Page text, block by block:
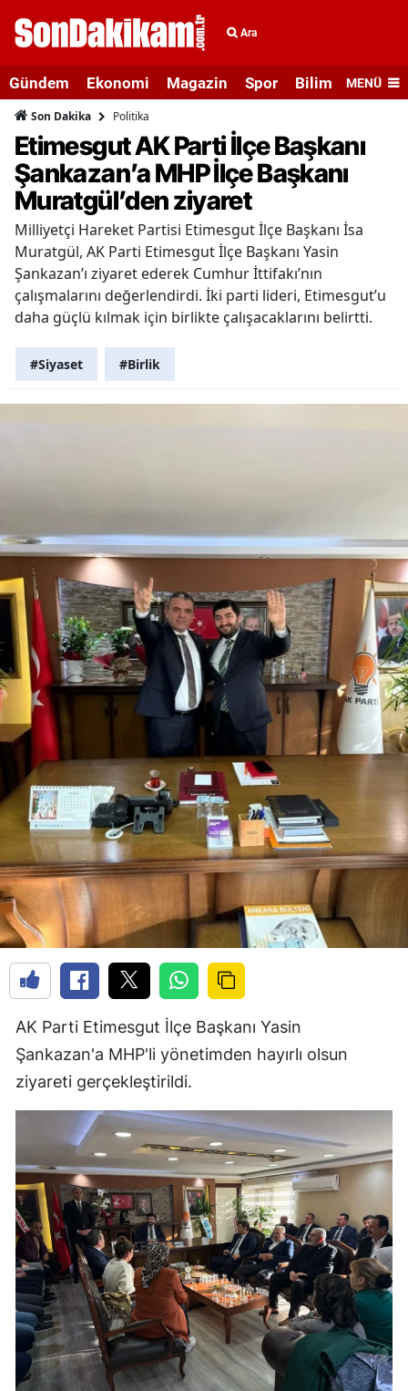
Ara
Gündem Ekonomi Magazin Spor Bilim veMENÜ
Son Dakika Politika
Etimesgut AK Parti İlçe Başkanı
Şankazan’a MHP İlçe Başkanı
Muratgül’den ziyaret
Milliyetçi Hareket Partisi Etimesgut İlçe Başkanı İsa
Muratgül, AK Parti Etimesgut İlçe Başkanı Yasin
Şankazan’ı ziyaret ederek Cumhur İttifakı’nın
çalışmalarını değerlendirdi. İki parti lideri, Etimesgut’u
daha güçlü kılmak için birlikte çalışacaklarını belirtti.
#Siyaset #Birlik
AK Parti Etimesgut İlçe Başkanı Yasin
Şankazan'a MHP'li yönetimden hayırlı olsun
ziyareti gerçekleştirildi.